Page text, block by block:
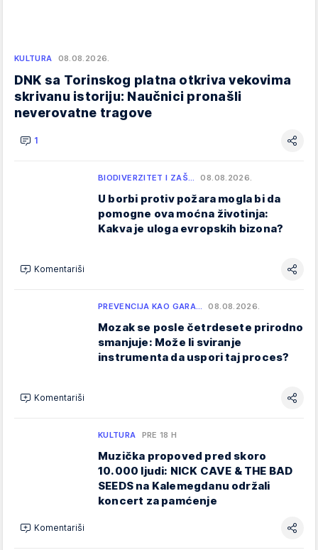
KULTURA 08.08.2026.
DNK sa Torinskog platna otkriva vekovima
skrivanu istoriju: Naučnici pronašli
neverovatne tragove
1
BIODIVERZITET I ZAŠ… 08.08.2026.
U borbi protiv požara mogla bi da
pomogne ova moćna životinja:
Kakva je uloga evropskih bizona?
Komentariši
PREVENCIJA KAO GARA… 08.08.2026.
Mozak se posle četrdesete prirodno
smanjuje: Može li sviranje
instrumenta da uspori taj proces?
Komentariši
KULTURA PRE 18 H
Muzička propoved pred skoro
10.000 ljudi: NICK CAVE & THE BAD
SEEDS na Kalemegdanu održali
koncert za pamćenje
Komentariši